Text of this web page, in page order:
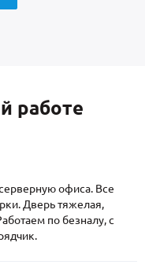
работе
офиса. Все
Дверь тяжелая,
по безналу, с